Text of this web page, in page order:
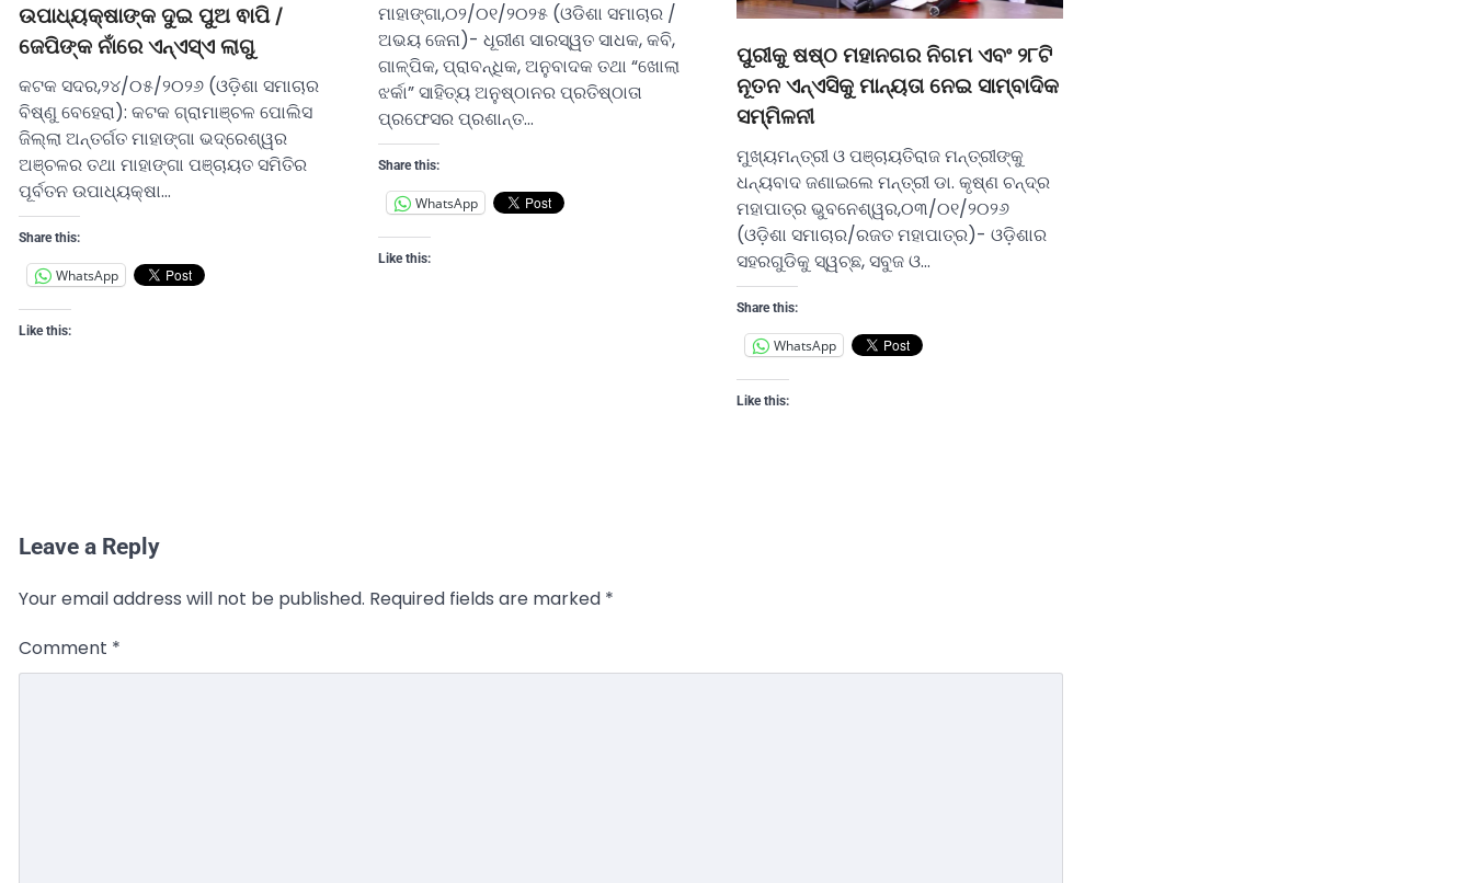
ଉପାଧ୍ୟକ୍ଷାଙ୍କ ଦୁଇ ପୁଅ ଵାପି /
ଜେପିଙ୍କ ନାଁରେ ଏନ୍ଏସ୍ଏ ଲାଗୁ
କଟକ ସଦର,୨୪/୦୫/୨୦୨୬ (ଓଡ଼ିଶା ସମାଚାର
ବିଷ୍ଣୁ ବେହେରା): କଟକ ଗ୍ରାମାଞ୍ଚଳ ପୋଲିସ
ଜିଲ୍ଲା ଅନ୍ତର୍ଗତ ମାହାଙ୍ଗା ଭଦ୍ରେଶ୍ୱର
ଅଞ୍ଚଳର ତଥା ମାହାଙ୍ଗା ପଞ୍ଚାୟତ ସମିତିର
ପୂର୍ବତନ ଉପାଧ୍ୟକ୍ଷା…
Share this:
WhatsApp
Like this:
ମାହାଙ୍ଗା,୦୨/୦୧/୨୦୨୫ (ଓଡିଶା ସମାଚାର /
ଅଭୟ ଜେନା)- ଧୂରୀଣ ସାରସ୍ୱତ ସାଧକ, କବି,
ଗାଳ୍ପିକ, ପ୍ରାବନ୍ଧିକ, ଅନୁବାଦକ ତଥା “ଖୋଲା
ଝର୍କା” ସାହିତ୍ୟ ଅନୁଷ୍ଠାନର ପ୍ରତିଷ୍ଠାତା
ପ୍ରଫେସର ପ୍ରଶାନ୍ତ…
Share this:
WhatsApp
Like this:
ପୁରୀକୁ ଷଷ୍ଠ ମହାନଗର ନିଗମ ଏବଂ ୨୮ଟି
ନୂତନ ଏନ୍‌ଏସିକୁ ମାନ୍ୟତା ନେଇ ସାମ୍ବାଦିକ
ସମ୍ମିଳନୀ
ମୁଖ୍ୟମନ୍ତ୍ରୀ ଓ ପଞ୍ଚାୟତିରାଜ ମନ୍ତ୍ରୀଙ୍କୁ
ଧନ୍ୟବାଦ ଜଣାଇଲେ ମନ୍ତ୍ରୀ ଡା. କୃଷ୍ଣ ଚନ୍ଦ୍ର
ମହାପାତ୍ର ଭୁବନେଶ୍ୱର,୦୩/୦୧/୨୦୨୬
(ଓଡ଼ିଶା ସମାଚାର/ରଜତ ମହାପାତ୍ର)- ଓଡ଼ିଶାର
ସହରଗୁଡିକୁ ସ୍ୱଚ୍ଛ, ସବୁଜ ଓ…
Share this:
WhatsApp
Like this:
Leave a Reply
Your email address will not be published. Required fields are marked *
Comment *